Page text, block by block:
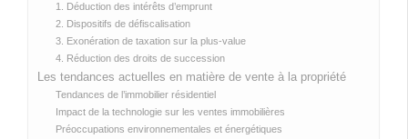
1. Déduction des intérêts d’emprunt
2. Dispositifs de défiscalisation
3. Exonération de taxation sur la plus-value
4. Réduction des droits de succession
Les tendances actuelles en matière de vente à la propriété
Tendances de l’immobilier résidentiel
Impact de la technologie sur les ventes immobilières
Préoccupations environnementales et énergétiques